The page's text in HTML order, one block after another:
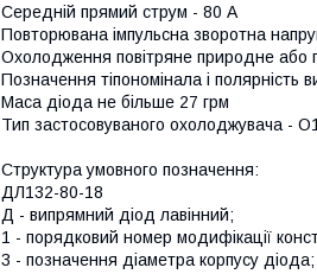
Середній прямий струм - 80 А
Повторювана імпульсна зворотна
Охолодження повітряне природне або
Позначення тіпономінала і полярність
Маса діода не більше 27 грм
Тип застосовуваного охолоджувача -
Структура умовного позначення:
ДЛ132-80-18
Д - випрямний діод лавінний;
1 - порядковий номер модифікації
3 - позначення діаметра корпусу діода;